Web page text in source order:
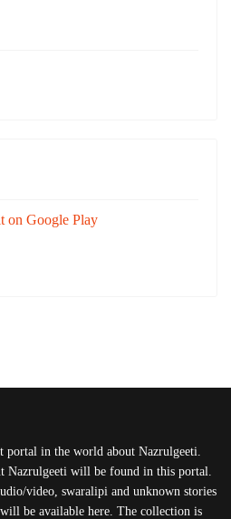
portal in the world about Nazrulgeeti.
Nazrulgeeti will be found in this portal.
video, swaralipi and unknown stories
be available here. The collection is